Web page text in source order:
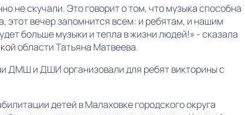
не скучали. Это говорит о том, что музыка способна
этот вечер запомнится всем: и ребятам, и нашим
больше музыки и тепла в жизни людей!» - сказала
области Татьяна Матвеева.
ДМШ и ДШИ организовали для ребят викторины с
детей в Малаховке городского округа